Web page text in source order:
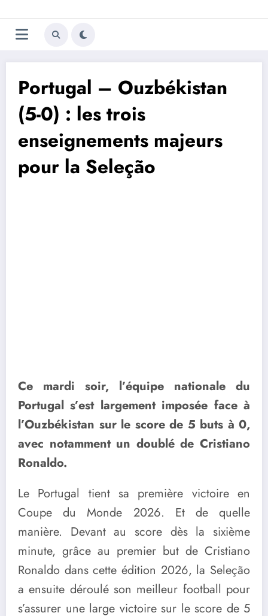
au
contenu
Trivela
L'actualité du football
Portugal – Ouzbékistan
(5-0) : les trois
enseignements majeurs
pour la Seleção
Ce mardi soir, l’équipe nationale du
Portugal s’est largement imposée face à
l’Ouzbékistan sur le score de 5 buts à 0,
avec notamment un doublé de Cristiano
Ronaldo.
Le Portugal tient sa première victoire en
Coupe du Monde 2026. Et de quelle
manière. Devant au score dès la sixième
minute, grâce au premier but de Cristiano
Ronaldo dans cette édition 2026, la Seleção
a ensuite déroulé son meilleur football pour
s’assurer une large victoire sur le score de 5